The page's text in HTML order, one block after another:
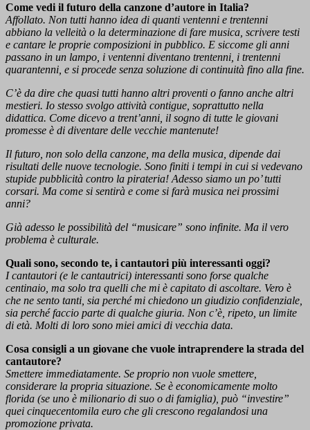
Come vedi il futuro della canzone d’autore in Italia?
Affollato. Non tutti hanno idea di quanti ventenni e trentenni
abbiano la velleità o la determinazione di fare musica, scrivere testi
e cantare le proprie composizioni in pubblico. E siccome gli anni
passano in un lampo, i ventenni diventano trentenni, i trentenni
quarantenni, e si procede senza soluzione di continuità fino alla fine.
C’è da dire che quasi tutti hanno altri proventi o fanno anche altri
mestieri. Io stesso svolgo attività contigue, soprattutto nella
didattica. Come dicevo a trent’anni, il sogno di tutte le giovani
promesse è di diventare delle vecchie mantenute!
Il futuro, non solo della canzone, ma della musica, dipende dai
risultati delle nuove tecnologie. Sono finiti i tempi in cui si vedevano
stupide pubblicità contro la pirateria! Adesso siamo un po’ tutti
corsari. Ma come si sentirà e come si farà musica nei prossimi
anni?
Già adesso le possibilità del “musicare” sono infinite. Ma il vero
problema è culturale.
Quali sono, secondo te, i cantautori più interessanti oggi?
I cantautori (e le cantautrici) interessanti sono forse qualche
centinaio, ma solo tra quelli che mi è capitato di ascoltare. Vero è
che ne sento tanti, sia perché mi chiedono un giudizio confidenziale,
sia perché faccio parte di qualche giuria. Non c’è, ripeto, un limite
di età. Molti di loro sono miei amici di vecchia data.
Cosa consigli a un giovane che vuole intraprendere la strada del
cantautore?
Smettere immediatamente. Se proprio non vuole smettere,
considerare la propria situazione. Se è economicamente molto
florida (se uno è milionario di suo o di famiglia), può “investire”
quei cinquecentomila euro che gli crescono regalandosi una
promozione privata.